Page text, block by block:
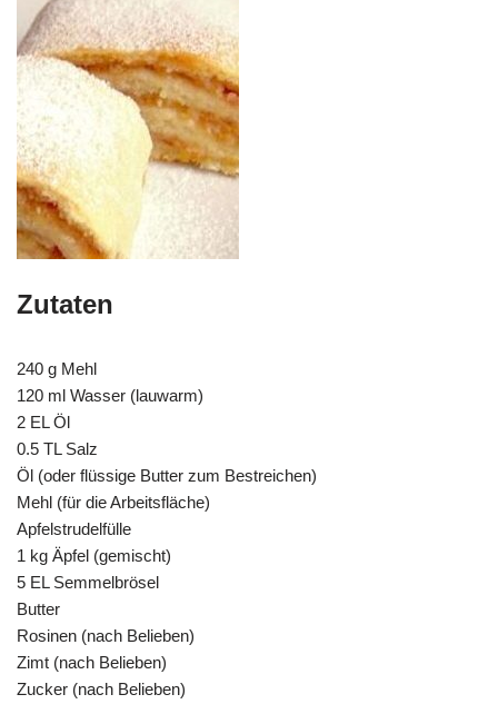
Zutaten
240 g Mehl
120 ml Wasser (lauwarm)
2 EL Öl
0.5 TL Salz
Öl (oder flüssige Butter zum Bestreichen)
Mehl (für die Arbeitsfläche)
Apfelstrudelfülle
1 kg Äpfel (gemischt)
5 EL Semmelbrösel
Butter
Rosinen (nach Belieben)
Zimt (nach Belieben)
Zucker (nach Belieben)